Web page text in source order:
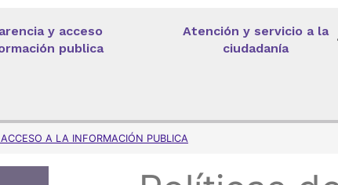
y acceso
publica
Atención y servicio a la
ciudadanía
de ayuda a la
A LA INFORMACIÓN PUBLICA